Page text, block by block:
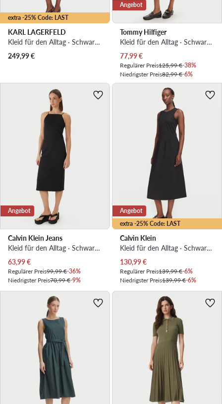
extra -25% Code: LAST
KARL LAGERFELD
Kleid für den Alltag · Schwarz · Midi
249,99€
Angebot
Tommy Hilfiger
Kleid für den Alltag · Schwarz · Midi
Aktueller Preis
77,99€
Regulärer Preis125,99 €-38%
Niedrigster Preis82,99 €-6%
Angebot
Calvin Klein Jeans
Kleid für den Alltag · Schwarz · Midi
Aktueller Preis
63,99€
Regulärer Preis99,99 €-36%
Niedrigster Preis70,99 €-9%
extra -25% Code: LAST
Angebot
Calvin Klein
Kleid für den Alltag · Schwarz · Midi
Aktueller Preis
130,99€
Regulärer Preis139,99 €-6%
Niedrigster Preis139,99 €-6%